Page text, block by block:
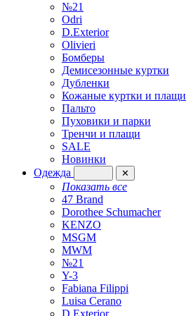
№21
Odri
D.Exterior
Olivieri
Бомберы
Демисезонные куртки
Дубленки
Кожаные куртки и плащи
Пальто
Пуховики и парки
Тренчи и плащи
SALE
Новинки
Одежда
✕
Показать все
47 Brand
Dorothee Schumacher
KENZO
MSGM
MWM
№21
Y-3
Fabiana Filippi
Luisa Cerano